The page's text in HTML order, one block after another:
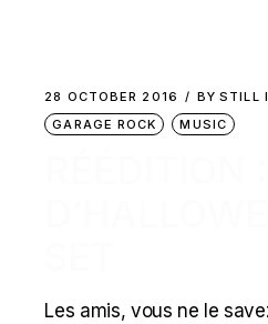
28 OCTOBER 2016 BY STILL
GARAGE ROCK
MUSIC
Les amis, vous ne le